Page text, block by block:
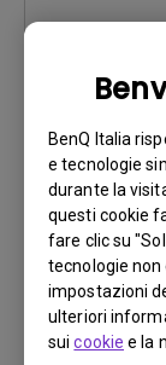
BenQ Italia
e tecnologie
durante la
questi cookie
fare clic su
tecnologie non
impostazioni
ulteriori
suicookie e la
Versione:Rev0
Dimensioni
Scarica
Utilizzando